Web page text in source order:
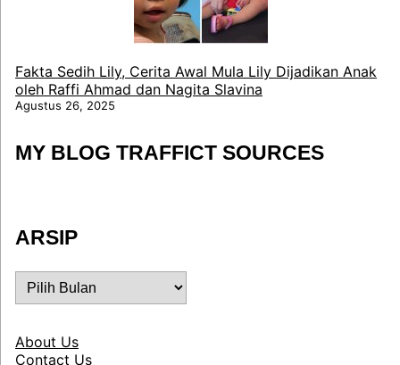
Fakta Sedih Lily, Cerita Awal Mula Lily Dijadikan Anak
oleh Raffi Ahmad dan Nagita Slavina
Agustus 26, 2025
MY BLOG TRAFFICT SOURCES
ARSIP
ARSIP
About Us
Contact Us